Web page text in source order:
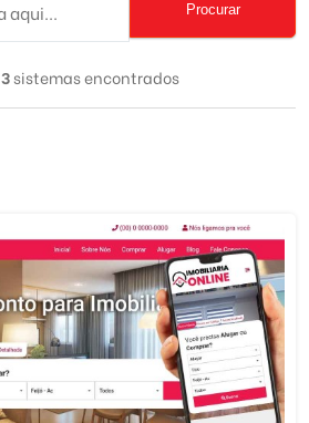
Procurar
3sistemas encontrados